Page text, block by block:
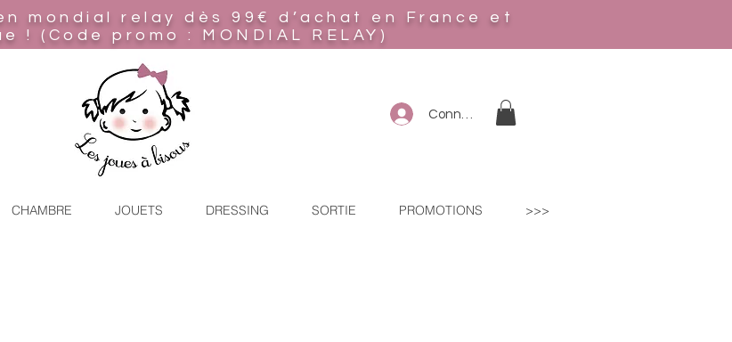
mondial relay
dès 99€ d’achat en France et
! (Code promo : MONDIAL RELAY)
Connexion
CHAMBRE JOUETS DRESSING SORTIE PROMOTIONS >>>